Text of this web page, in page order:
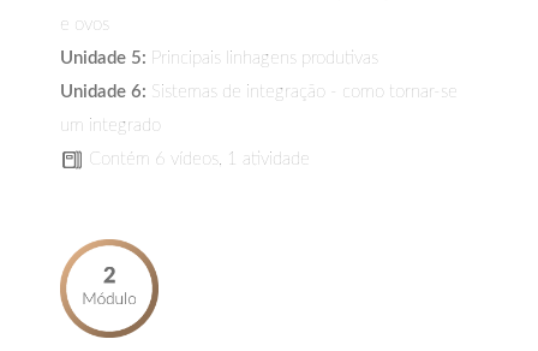
e ovos
Unidade 5: Principais linhagens produtivas
Unidade 6: Sistemas de integração - como tornar-se
um integrado
Contém 6 vídeos, 1 atividade